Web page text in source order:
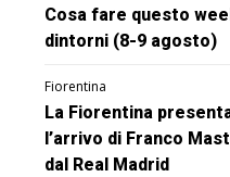
Cosa fare questo
dintorni (8-9 agosto)
Fiorentina
La Fiorentina
l’arrivo di Franco
dal Real Madrid